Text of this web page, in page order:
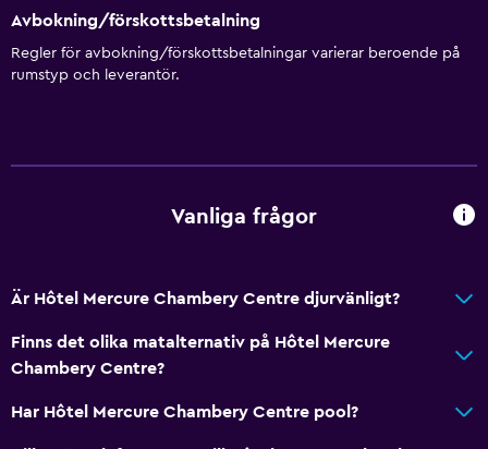
Nås via hiss
Tillgänglig parkering
Allergivänliga rum
Kafeteria
Frukost på rummet
Avbokning/förskottsbetalning
Regler för avbokning/förskottsbetalningar varierar beroende på
rumstyp och leverantör.
Vanliga frågor
Är Hôtel Mercure Chambery Centre djurvänligt?
Finns det olika matalternativ på Hôtel Mercure
Chambery Centre?
Har Hôtel Mercure Chambery Centre pool?